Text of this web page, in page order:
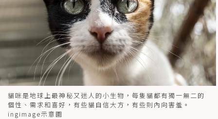
貓咪是地球上最神秘又迷人的小生物，每隻貓都有獨一無二的
個性、需求和喜好，有些貓自信大方，有些則內向害羞。
ingimage示意圖